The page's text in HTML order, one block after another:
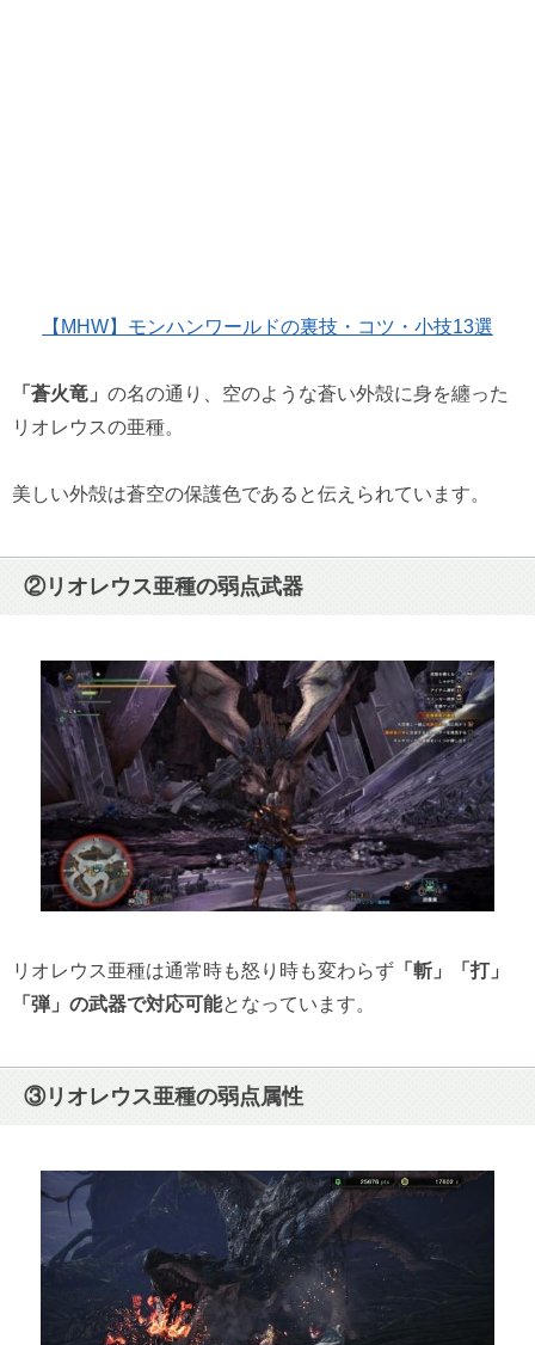
【MHW】モンハンワールドの裏技・コツ・小技13選
「蒼火竜」 の名の通り、空のような蒼い外殻に身を纏った
リオレウスの亜種。
美しい外殻は蒼空の保護色であると伝えられています。
②リオレウス亜種の弱点武器
リオレウス亜種は通常時も怒り時も変わらず「斬」「打」
「弾」の武器で対応可能となっています。
③リオレウス亜種の弱点属性